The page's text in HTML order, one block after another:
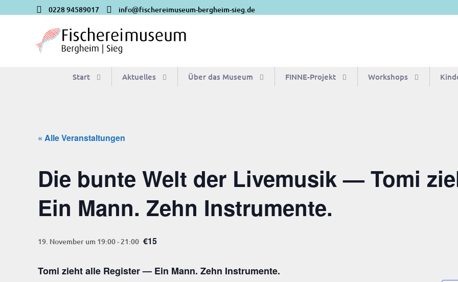
0228 94589017 info@fischereimuseum-bergheim-sieg.de
Start Aktu­el­les Über das Museum FIN­­NE-Pro­­jekt Work­shops
« Alle Veranstaltungen
Die bun­te Welt der Live­mu­sik — Tomi
Ein Mann. Zehn Instrumente.
19. November um 19:00- 21:00 €15
Tomi zieht alle Regis­ter — Ein Mann. Zehn Instrumente.